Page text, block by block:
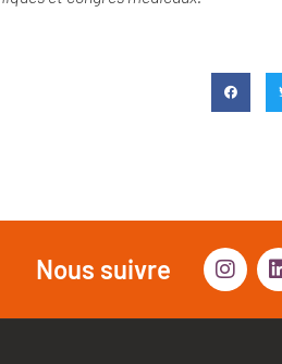
Nous suivre